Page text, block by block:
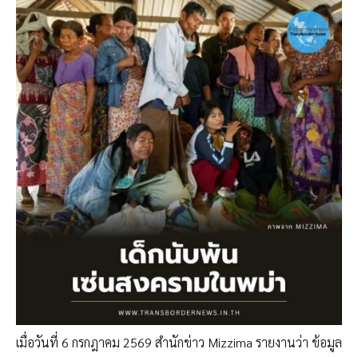
เมื่อวันที่ 6 กรกฎาคม 2569 สำนักข่าว Mizzima รายงานว่า ข้อมูล